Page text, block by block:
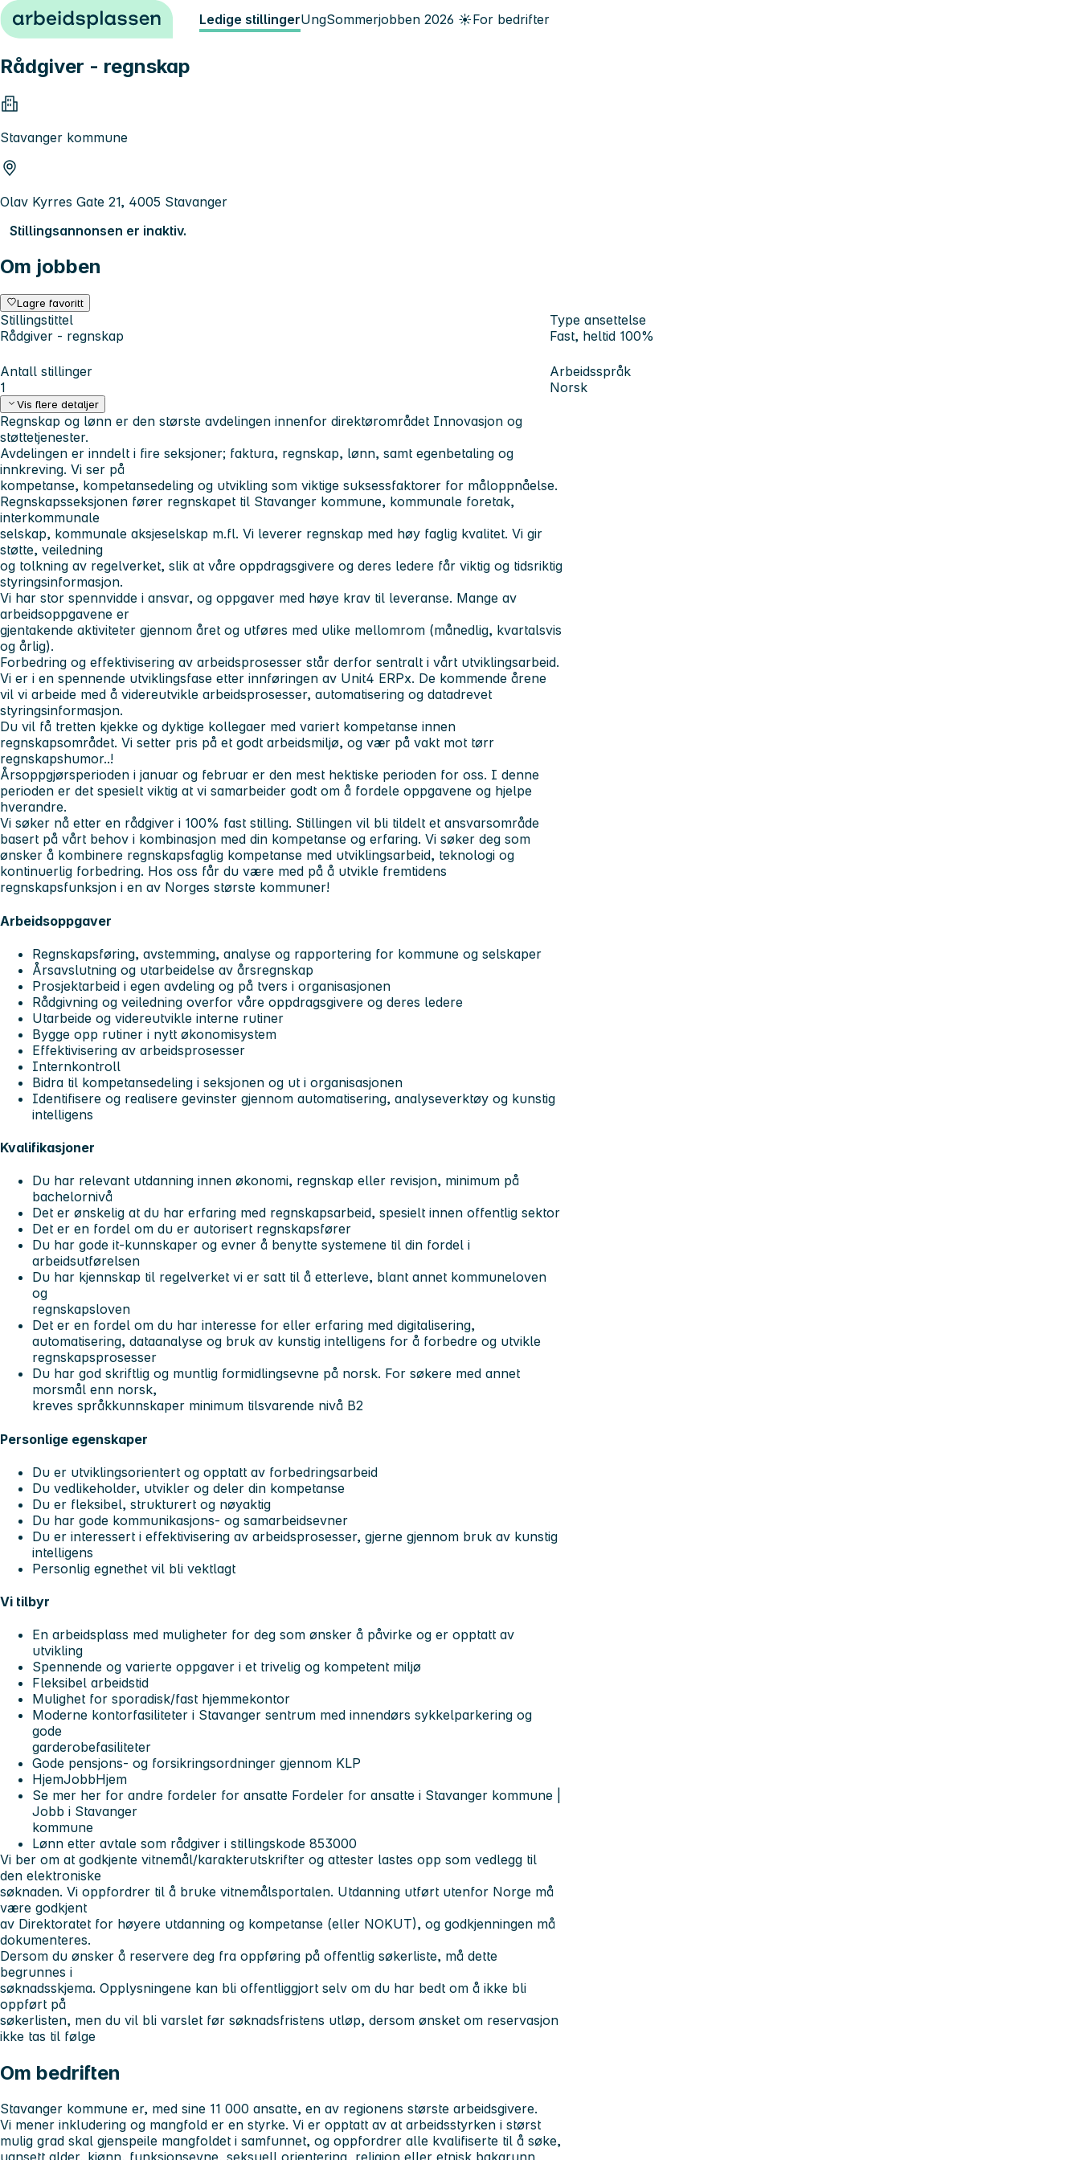
Hopp til innhold Ledige stillingerUngSommerjobben 2026 ☀️For bedrifter
Rådgiver - regnskap
Stavanger kommune
Olav Kyrres Gate 21, 4005 Stavanger
Stillingsannonsen er inaktiv.
Om jobben
Lagre favoritt
Stillingstittel
Rådgiver - regnskap
Type ansettelse
Fast, heltid 100%
Antall stillinger
1
Arbeidsspråk
Norsk
Vis flere detaljer
Regnskap og lønn er den største avdelingen innenfor direktørområdet Innovasjon og
støttetjenester.
Avdelingen er inndelt i fire seksjoner; faktura, regnskap, lønn, samt egenbetaling og
innkreving. Vi ser på
kompetanse, kompetansedeling og utvikling som viktige suksessfaktorer for måloppnåelse.
Regnskapsseksjonen fører regnskapet til Stavanger kommune, kommunale foretak,
interkommunale
selskap, kommunale aksjeselskap m.fl. Vi leverer regnskap med høy faglig kvalitet. Vi gir
støtte, veiledning
og tolkning av regelverket, slik at våre oppdragsgivere og deres ledere får viktig og tidsriktig
styringsinformasjon.
Vi har stor spennvidde i ansvar, og oppgaver med høye krav til leveranse. Mange av
arbeidsoppgavene er
gjentakende aktiviteter gjennom året og utføres med ulike mellomrom (månedlig, kvartalsvis
og årlig).
Forbedring og effektivisering av arbeidsprosesser står derfor sentralt i vårt utviklingsarbeid.
Vi er i en spennende utviklingsfase etter innføringen av Unit4 ERPx. De kommende årene
vil vi arbeide med å videreutvikle arbeidsprosesser, automatisering og datadrevet
styringsinformasjon.
Du vil få tretten kjekke og dyktige kollegaer med variert kompetanse innen
regnskapsområdet. Vi setter pris på et godt arbeidsmiljø, og vær på vakt mot tørr
regnskapshumor..!
Årsoppgjørsperioden i januar og februar er den mest hektiske perioden for oss. I denne
perioden er det spesielt viktig at vi samarbeider godt om å fordele oppgavene og hjelpe
hverandre.
Vi søker nå etter en rådgiver i 100% fast stilling. Stillingen vil bli tildelt et ansvarsområde
basert på vårt behov i kombinasjon med din kompetanse og erfaring. Vi søker deg som
ønsker å kombinere regnskapsfaglig kompetanse med utviklingsarbeid, teknologi og
kontinuerlig forbedring. Hos oss får du være med på å utvikle fremtidens
regnskapsfunksjon i en av Norges største kommuner!
Arbeidsoppgaver
Regnskapsføring, avstemming, analyse og rapportering for kommune og selskaper
Årsavslutning og utarbeidelse av årsregnskap
Prosjektarbeid i egen avdeling og på tvers i organisasjonen
Rådgivning og veiledning overfor våre oppdragsgivere og deres ledere
Utarbeide og videreutvikle interne rutiner
Bygge opp rutiner i nytt økonomisystem
Effektivisering av arbeidsprosesser
Internkontroll
Bidra til kompetansedeling i seksjonen og ut i organisasjonen
Identifisere og realisere gevinster gjennom automatisering, analyseverktøy og kunstig
intelligens
Kvalifikasjoner
Du har relevant utdanning innen økonomi, regnskap eller revisjon, minimum på
bachelornivå
Det er ønskelig at du har erfaring med regnskapsarbeid, spesielt innen offentlig sektor
Det er en fordel om du er autorisert regnskapsfører
Du har gode it-kunnskaper og evner å benytte systemene til din fordel i
arbeidsutførelsen
Du har kjennskap til regelverket vi er satt til å etterleve, blant annet kommuneloven
og
regnskapsloven
Det er en fordel om du har interesse for eller erfaring med digitalisering,
automatisering, dataanalyse og bruk av kunstig intelligens for å forbedre og utvikle
regnskapsprosesser
Du har god skriftlig og muntlig formidlingsevne på norsk. For søkere med annet
morsmål enn norsk,
kreves språkkunnskaper minimum tilsvarende nivå B2
Personlige egenskaper
Du er utviklingsorientert og opptatt av forbedringsarbeid
Du vedlikeholder, utvikler og deler din kompetanse
Du er fleksibel, strukturert og nøyaktig
Du har gode kommunikasjons- og samarbeidsevner
Du er interessert i effektivisering av arbeidsprosesser, gjerne gjennom bruk av kunstig
intelligens
Personlig egnethet vil bli vektlagt
Vi tilbyr
En arbeidsplass med muligheter for deg som ønsker å påvirke og er opptatt av
utvikling
Spennende og varierte oppgaver i et trivelig og kompetent miljø
Fleksibel arbeidstid
Mulighet for sporadisk/fast hjemmekontor
Moderne kontorfasiliteter i Stavanger sentrum med innendørs sykkelparkering og
gode
garderobefasiliteter
Gode pensjons- og forsikringsordninger gjennom KLP
HjemJobbHjem
Se mer her for andre fordeler for ansatte Fordeler for ansatte i Stavanger kommune |
Jobb i Stavanger
kommune
Lønn etter avtale som rådgiver i stillingskode 853000
Vi ber om at godkjente vitnemål/karakterutskrifter og attester lastes opp som vedlegg til
den elektroniske
søknaden. Vi oppfordrer til å bruke vitnemålsportalen. Utdanning utført utenfor Norge må
være godkjent
av Direktoratet for høyere utdanning og kompetanse (eller NOKUT), og godkjenningen må
dokumenteres.
Dersom du ønsker å reservere deg fra oppføring på offentlig søkerliste, må dette
begrunnes i
søknadsskjema. Opplysningene kan bli offentliggjort selv om du har bedt om å ikke bli
oppført på
søkerlisten, men du vil bli varslet før søknadsfristens utløp, dersom ønsket om reservasjon
ikke tas til følge
Om bedriften
Stavanger kommune er, med sine 11 000 ansatte, en av regionens største arbeidsgivere.
Vi mener inkludering og mangfold er en styrke. Vi er opptatt av at arbeidsstyrken i størst
mulig grad skal gjenspeile mangfoldet i samfunnet, og oppfordrer alle kvalifiserte til å søke,